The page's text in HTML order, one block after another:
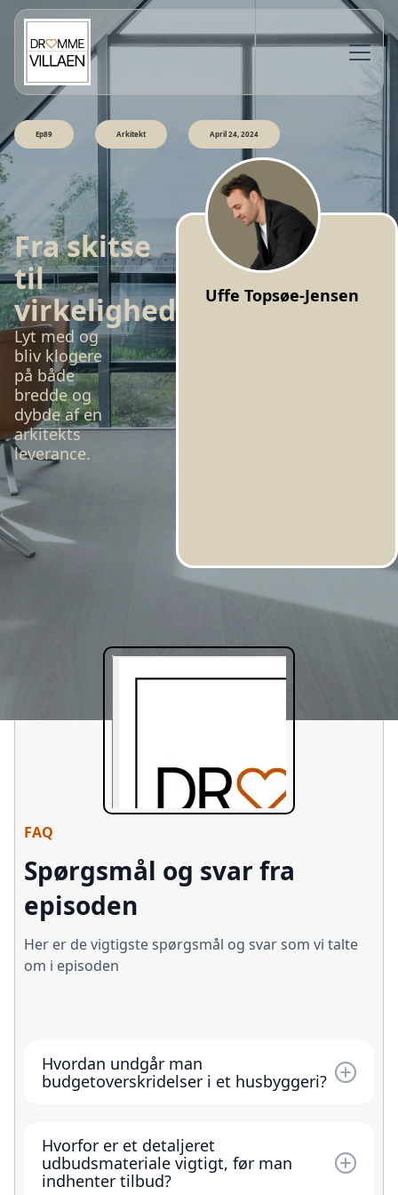
Ep89 Arkitekt April 24, 2024
Fra skitse
til
virkelighed
Lyt med og
bliv klogere
på både
bredde og
dybde af en
arkitekts
leverance.
Uffe Topsøe-Jensen
FAQ
Spørgsmål og svar fra
episoden
Her er de vigtigste spørgsmål og svar som vi talte
om i episoden
Hvordan undgår man
budgetoverskridelser i et husbyggeri?
økonomisk ramme tidligt, definere materialer
og løsninger gradvist (så tilvalg bliver bevidste
valg), og ved at sende et entydigt projekt i
Hvorfor er et detaljeret
udbudsmateriale vigtigt, før man
indhenter tilbud?